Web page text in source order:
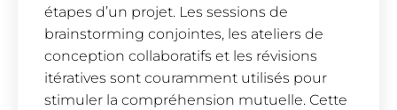
étapes d’un projet. Les sessions de
brainstorming conjointes, les ateliers de
conception collaboratifs et les révisions
itératives sont couramment utilisés pour
stimuler la compréhension mutuelle. Cette